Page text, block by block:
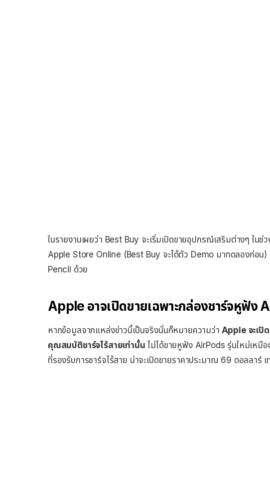
ในรายงานเผยว่า Best Buy จะเริ่มเปิดขายอุปกรณ์เสริมต่างๆ ใน
Apple Store Online (Best Buy จะได้ตัว Demo มาทดลองก่อน)
Pencil ด้วย
Apple อาจเปิดขายเฉพาะกล่องชาร์จหูฟัง
หากข้อมูลจากแหล่งข่าวนี้เป็นจริงนั่นก็หมายความว่า Apple จะเปิ
คุณสมบัติชาร์จไร้สายเท่านั้น ไม่ได้ขายหูฟัง AirPods รุ่นใหม่เหมื
ที่รองรับการชาร์จไร้สาย น่าจะเปิดขายราคาประมาณ 69 ดอลลาร์ เ